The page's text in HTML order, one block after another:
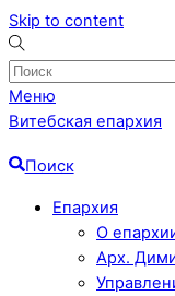
Skip to content
Меню
Витебская епархия
Поиск
Епархия
О
Арх.